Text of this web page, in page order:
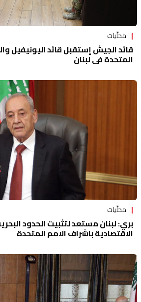
محلّيات
قائد الجيش إستقبل قائد اليونيفيل
المتحدة في لبنان
محلّيات
بري: لبنان مستعد لتثبيت الحدود
الاقتصادية باشراف الامم المتحدة